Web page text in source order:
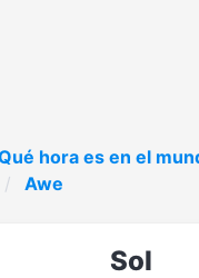
hora es en el
Awe
Sol